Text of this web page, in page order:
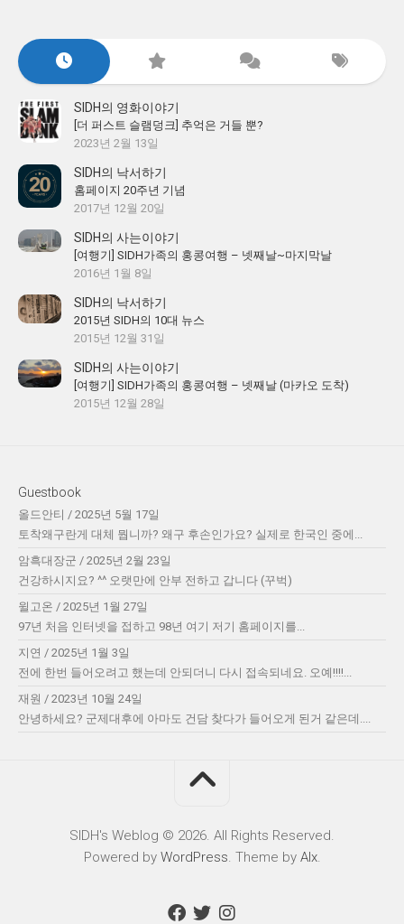
SIDH의 영화이야기
[더 퍼스트 슬램덩크] 추억은 거들 뿐?
2023년 2월 13일
SIDH의 낙서하기
홈페이지 20주년 기념
2017년 12월 20일
SIDH의 사는이야기
[여행기] SIDH가족의 홍콩여행 – 넷째날~마지막날
2016년 1월 8일
SIDH의 낙서하기
2015년 SIDH의 10대 뉴스
2015년 12월 31일
SIDH의 사는이야기
[여행기] SIDH가족의 홍콩여행 – 넷째날 (마카오 도착)
2015년 12월 28일
Guestbook
올드안티 / 2025년 5월 17일
토착왜구란게 대체 뭡니까? 왜구 후손인가요? 실제로 한국인 중에...
암흑대장군 / 2025년 2월 23일
건강하시지요? ^^ 오랫만에 안부 전하고 갑니다 (꾸벅)
윌고온 / 2025년 1월 27일
97년 처음 인터넷을 접하고 98년 여기 저기 홈페이지를...
지연 / 2025년 1월 3일
전에 한번 들어오려고 했는데 안되더니 다시 접속되네요. 오예!!!!...
재원 / 2023년 10월 24일
안녕하세요? 군제대후에 아마도 건담 찾다가 들어오게 된거 같은데....
SIDH′s Weblog © 2026. All Rights Reserved.
Powered by WordPress. Theme by Alx.